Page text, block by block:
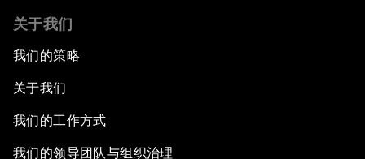
关于我们
我们的策略
关于我们
我们的工作方式
我们的领导团队与组织治理